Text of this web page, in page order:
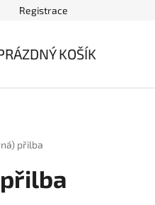
Obchodní podmínky
Registrace
KOŠÍK
přilba
přilba